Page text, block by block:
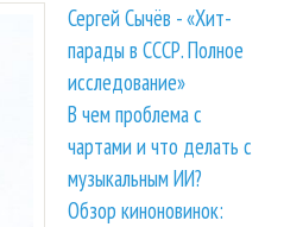
Сергей Сычёв - «Хит-
парады в СССР. Полное
исследование»
В чем проблема с
чартами и что делать с
музыкальным ИИ?
Обзор киноновинок: